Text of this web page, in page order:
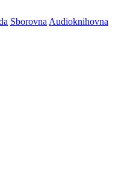
Sborovna Audioknihovna